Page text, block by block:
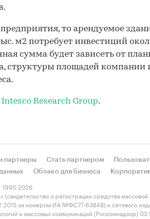
то арендуемое
м2 потребует инвестиций
сумма будет зависеть от
структуры площадей
Intesco Research Group.
партнеры Стать партнером
Облако для бизнеса
2026.
о регистрации средства
за номером ИА №ФС77-63848) и сетевого
и массовых коммуникаций (Роскомнадзор)